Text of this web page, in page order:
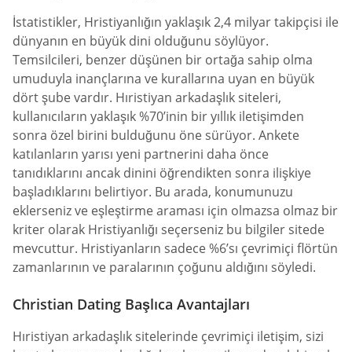
İstatistikler, Hristiyanlığın yaklaşık 2,4 milyar takipçisi ile
dünyanın en büyük dini olduğunu söylüyor.
Temsilcileri, benzer düşünen bir ortağa sahip olma
umuduyla inançlarına ve kurallarına uyan en büyük
dört şube vardır. Hıristiyan arkadaşlık siteleri,
kullanıcıların yaklaşık %70’inin bir yıllık iletişimden
sonra özel birini bulduğunu öne sürüyor. Ankete
katılanların yarısı yeni partnerini daha önce
tanıdıklarını ancak dinini öğrendikten sonra ilişkiye
başladıklarını belirtiyor. Bu arada, konumunuzu
eklerseniz ve eşleştirme araması için olmazsa olmaz bir
kriter olarak Hristiyanlığı seçerseniz bu bilgiler sitede
mevcuttur. Hristiyanların sadece %6’sı çevrimiçi flörtün
zamanlarının ve paralarının çoğunu aldığını söyledi.
Christian Dating Başlıca Avantajları
Hıristiyan arkadaşlık sitelerinde çevrimiçi iletişim, sizi